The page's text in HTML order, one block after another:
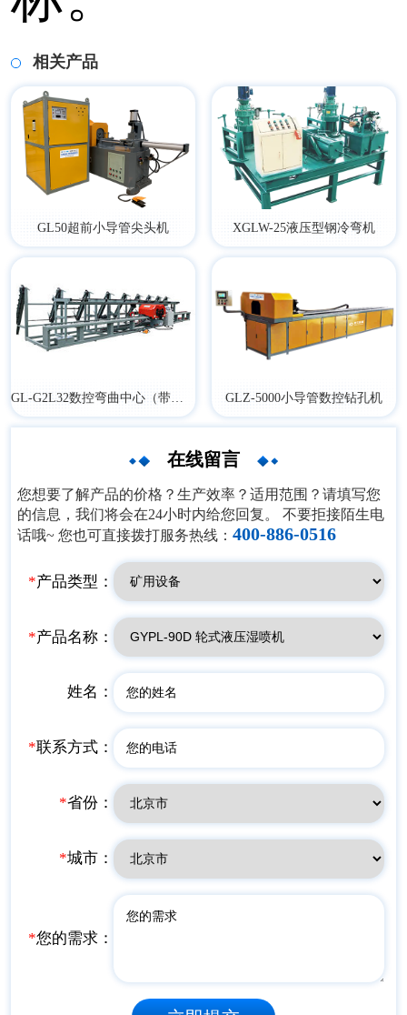
相关产品
GL50超前小导管尖头机 XGLW-25液压型钢冷弯机
GL-G2L32数控弯曲中心（带料架） GLZ-5000小导管数控钻孔机
在线留言
您想要了解产品的价格？生产效率？适用范围？请填写您
的信息，我们将会在24小时内给您回复。 不要拒接陌生电
话哦~ 您也可直接拨打服务热线：400-886-0516
*产品类型：
*产品名称：
姓名：
*联系方式：
*省份：
*城市：
*您的需求：